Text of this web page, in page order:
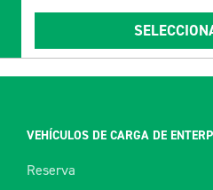
VEHÍCULOS DE CARGA DE
Reserva